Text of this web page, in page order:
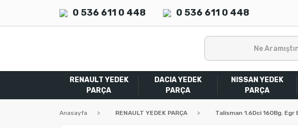
0 536 611 0 448 0 536 611 0 448
RENAULT YEDEK
PARÇA
DACIA YEDEK
PARÇA
NISSAN YEDEK
PARÇA
Anasayfa RENAULT YEDEK PARÇA Talisman 1.6Dci 160Bg.